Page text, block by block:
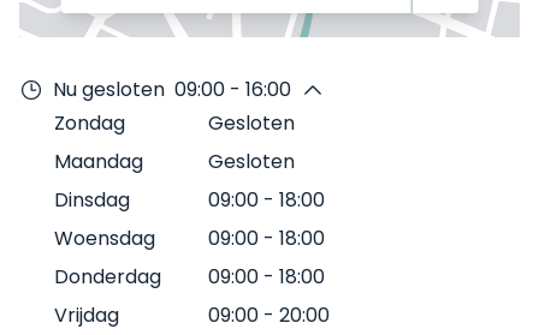
Nu gesloten 09:00 - 16:00
Zondag
Gesloten
Maandag
Gesloten
Dinsdag
09:00 - 18:00
Woensdag
09:00 - 18:00
Donderdag
09:00 - 18:00
Vrijdag
09:00 - 20:00